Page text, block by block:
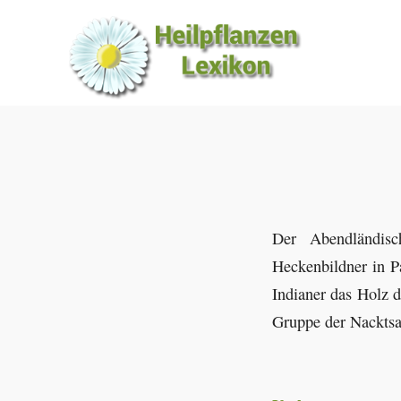
Der
Heckenbildner in
Indianer das Holz
Gruppe der